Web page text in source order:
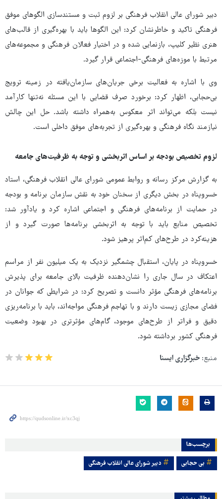
دبیر شورای عالی انقلاب فرهنگی بر لزوم ثبت و مستندسازی الگوهای موفق
فرهنگی تاکید و خاطرنشان کرد: این الگوها باید با بهره‌گیری از قالب‌های
هنری نظیر کلیپ، بازنمایی شده و در اختیار فعالان فرهنگی و مجموعه‌های
مرتبط با موزه‌های فرهنگی-اجتماعی قرار گیرد.
وی با اشاره به فعالیت برخی جریان‌های سازمان‌یافته در زمینه ترویج
بی‌حجابی، اظهار کرد: برخورد صرف قضایی با این مسئله نه‌تنها کارآمد
نیست بلکه می‌تواند اثر معکوس به‌همراه داشته باشد. حل این چالش
نیازمند نگاه فرهنگی و بهره‌گیری از تجربه‌های موفق داخلی است.
لزوم تخصیص بودجه بر اساس اثربخشی و توجه به ظرفیت‌های جامعه
به گزارش مرکز رسانه و روابط عمومی شورای عالی انقلاب فرهنگی، استاد
خسروپناه در بخش دیگری از سخنان خود به نقش سازمان برنامه و بودجه
در حمایت از برنامه‌های فرهنگی و اجتماعی اشاره کرد و یادآور شد:
تخصیص منابع باید با توجه به اثربخشی برنامه‌ها صورت گیرد و از
هزینه‌کرد در طرح‌های کم‌اثر پرهیز شود.
خسروپناه در پایان، استقبال چشمگیر نزدیک به یک میلیون نفر از مراسم
اعتکاف در سال جاری را نشان‌دهنده ظرفیت بالای جامعه برای پذیرش
برنامه‌های فرهنگی مؤثر دانست و تصریح کرد: در شرایطی که جوانان در
فضای مجازی زیست دارند و با تهاجم فرهنگی مواجه‌اند، باید با برنامه‌ریزی
دقیق و فراتر از طرح‌های موجود، گام‌های مؤثرتری در بهبود وضعیت
فرهنگی کشور برداشته شود.
منبع: خبرگزاری ایسنا
برچسب‌ها
بی حجابی دبیر شورای عالی انقلاب فرهنگی